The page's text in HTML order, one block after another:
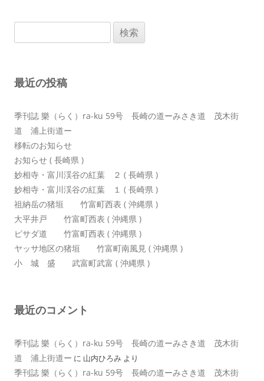
ン
索:
最近の投稿
季刊誌 樂（らく）ra-ku 59号 長崎の道ーみさき道 茂木街
道 浦上街道ー
移転のお知らせ
お知らせ ( 長崎県 )
妙相寺・富川渓谷の紅葉 ２ ( 長崎県 )
妙相寺・富川渓谷の紅葉 １ ( 長崎県 )
祖納岳の猪垣 竹富町西表 ( 沖縄県 )
大平井戸 竹富町西表 ( 沖縄県 )
ピサダ道 竹富町西表 ( 沖縄県 )
ヤッサ地区の猪垣 竹富町南風見 ( 沖縄県 )
小 城 盛 武富町武富 ( 沖縄県 )
最近のコメント
季刊誌 樂（らく）ra-ku 59号 長崎の道ーみさき道 茂木街
道 浦上街道ー に 山内ひろみ より
季刊誌 樂（らく）ra-ku 59号 長崎の道ーみさき道 茂木街